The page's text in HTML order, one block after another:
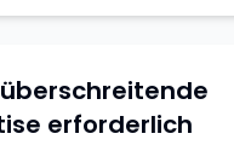
erforderlich